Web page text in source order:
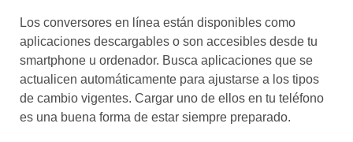
Los conversores en línea están disponibles como
aplicaciones descargables o son accesibles desde tu
smartphone u ordenador. Busca aplicaciones que se
actualicen automáticamente para ajustarse a los tipos
de cambio vigentes. Cargar uno de ellos en tu teléfono
es una buena forma de estar siempre preparado.